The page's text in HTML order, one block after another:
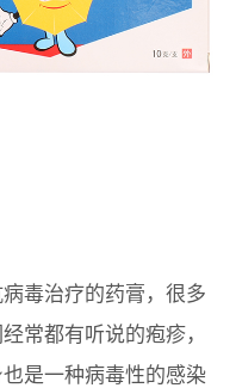
毒治疗的药膏，很多
常都有听说的疱疹，
是一种病毒性的感染